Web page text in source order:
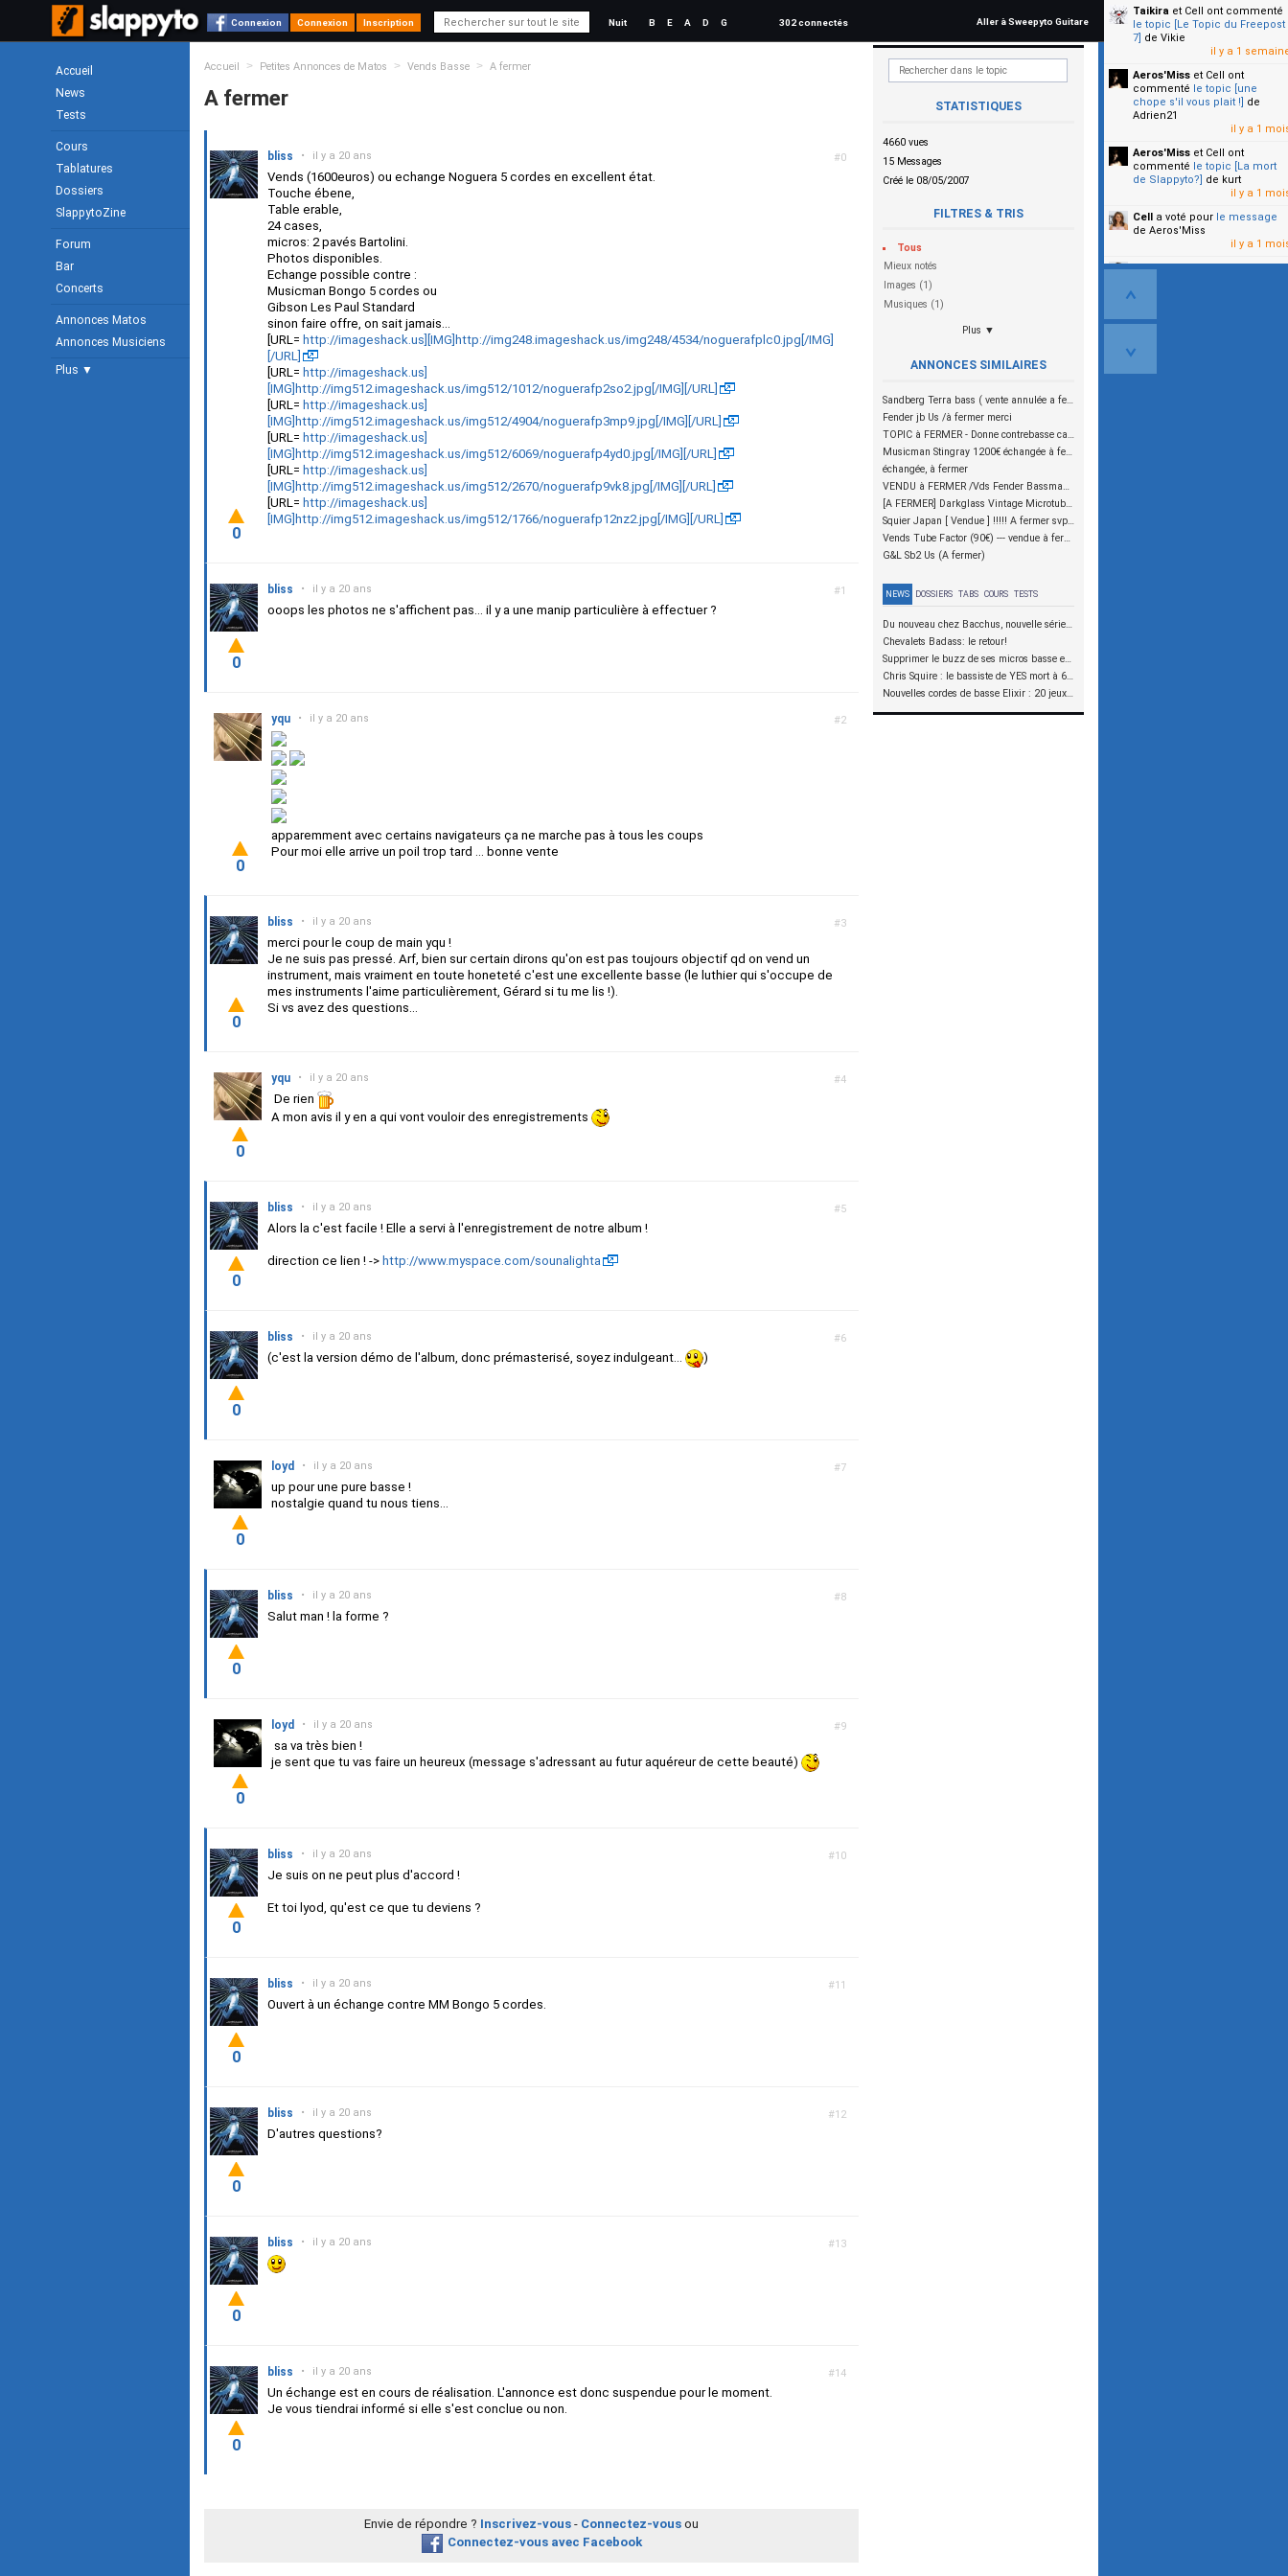
Connexion Connexion Inscription Nuit B E A D G 302 connectés Aller à Sweepyto Guitare
Accueil
News
Tests
Cours
Tablatures
Dossiers
SlappytoZine
Forum
Bar
Concerts
Annonces Matos
Annonces Musiciens
Plus ▼
Accueil > Petites Annonces de Matos > Vends Basse > A fermer
A fermer STATISTIQUES
4660 vues
15 Messages
Créé le 08/05/2007
FILTRES & TRIS
Tous
Mieux notés
Images (1)
Musiques (1)
Plus ▼
ANNONCES SIMILAIRES
Sandberg Terra bass ( vente annulée a fermer)
Fender jb Us /à fermer merci
TOPIC à FERMER - Donne contrebasse cassée sur Nantes
Musicman Stingray 1200€ échangée à fermer merci
échangée, à fermer
VENDU à FERMER /Vds Fender Bassman 100 W 10" - PAS CHER
[A FERMER] Darkglass Vintage Microtubes
Squier Japan [ Vendue ] !!!!! A fermer svp...
Vends Tube Factor (90€) --- vendue à fermer.
G&L Sb2 Us (A fermer)
NEWS DOSSIERS TABS COURS TESTS
Du nouveau chez Bacchus, nouvelle série SCD
Chevalets Badass: le retour!
Supprimer le buzz de ses micros basse en reliant les aimants à la masse
Chris Squire : le bassiste de YES mort à 67 ans
Nouvelles cordes de basse Elixir : 20 jeux à tester !
#0
bliss • il y a 20 ans
Vends (1600euros) ou echange Noguera 5 cordes en excellent état.
Touche ébene,
Table erable,
24 cases,
micros: 2 pavés Bartolini.
Photos disponibles.
Echange possible contre :
Musicman Bongo 5 cordes ou
Gibson Les Paul Standard
sinon faire offre, on sait jamais...
[URL= http://imageshack.us][IMG]http://img248.imageshack.us/img248/4534/noguerafplc0.jpg[/IMG]
[/URL]
[URL= http://imageshack.us]
[IMG]http://img512.imageshack.us/img512/1012/noguerafp2so2.jpg[/IMG][/URL]
[URL= http://imageshack.us]
[IMG]http://img512.imageshack.us/img512/4904/noguerafp3mp9.jpg[/IMG][/URL]
[URL= http://imageshack.us]
[IMG]http://img512.imageshack.us/img512/6069/noguerafp4yd0.jpg[/IMG][/URL]
[URL= http://imageshack.us]
[IMG]http://img512.imageshack.us/img512/2670/noguerafp9vk8.jpg[/IMG][/URL]
[URL= http://imageshack.us]
[IMG]http://img512.imageshack.us/img512/1766/noguerafp12nz2.jpg[/IMG][/URL]
0
#1
bliss • il y a 20 ans
ooops les photos ne s'affichent pas... il y a une manip particulière à effectuer ?
0
#2
yqu • il y a 20 ans
apparemment avec certains navigateurs ça ne marche pas à tous les coups
Pour moi elle arrive un poil trop tard ... bonne vente
0
#3
bliss • il y a 20 ans
merci pour le coup de main yqu !
Je ne suis pas pressé. Arf, bien sur certain dirons qu'on est pas toujours objectif qd on vend un
instrument, mais vraiment en toute honeteté c'est une excellente basse (le luthier qui s'occupe de
mes instruments l'aime particulièrement, Gérard si tu me lis !).
Si vs avez des questions...
0
#4
yqu • il y a 20 ans
De rien
A mon avis il y en a qui vont vouloir des enregistrements
0
#5
bliss • il y a 20 ans
Alors la c'est facile ! Elle a servi à l'enregistrement de notre album !
direction ce lien ! -> http://www.myspace.com/sounalighta
0
#6
bliss • il y a 20 ans
(c'est la version démo de l'album, donc prémasterisé, soyez indulgeant... )
0
#7
loyd • il y a 20 ans
up pour une pure basse !
nostalgie quand tu nous tiens...
0
#8
bliss • il y a 20 ans
Salut man ! la forme ?
0
#9
loyd • il y a 20 ans
sa va très bien !
je sent que tu vas faire un heureux (message s'adressant au futur aquéreur de cette beauté)
0
#10
bliss • il y a 20 ans
Je suis on ne peut plus d'accord !
Et toi lyod, qu'est ce que tu deviens ?
0
#11
bliss • il y a 20 ans
Ouvert à un échange contre MM Bongo 5 cordes.
0
#12
bliss • il y a 20 ans
D'autres questions?
0
#13
bliss • il y a 20 ans
0
#14
bliss • il y a 20 ans
Un échange est en cours de réalisation. L'annonce est donc suspendue pour le moment.
Je vous tiendrai informé si elle s'est conclue ou non.
0
Envie de répondre ? Inscrivez-vous - Connectez-vous ou
Connectez-vous avec Facebook
Taikira et Cell ont commenté
le topic [Le Topic du Freepost
7] de Vikie
il y a 1
Aeros'Miss et Cell ont
commenté le topic [une
chope s'il vous plait !] de
Adrien21
il y a 1
Aeros'Miss et Cell ont
commenté le topic [La mort
de Slappyto?] de kurt
il y a 1
Cell a voté pour le message
de Aeros'Miss
il y a 1
Cella voté pourle message